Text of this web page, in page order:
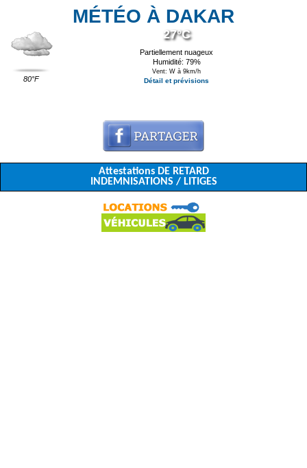
MÉTÉO À DAKAR
80°F
27°C
Partiellement nuageux
Humidité: 79%
Vent: W à 9km/h
Détail et prévisions
Attestations DE RETARD
INDEMNISATIONS / LITIGES